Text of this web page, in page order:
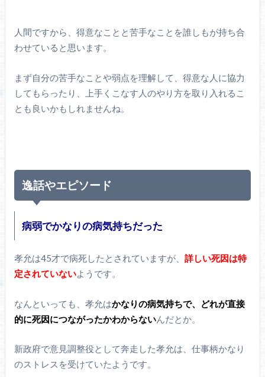
人間ですから、得意なことと苦手なことを誰しもが持ち合
わせていると思います。
まず自分の苦手なことや弱点を理解して、得意な人に協力
してもらったり、上手くこなす人のやり方を取り入れるこ
とも良いかもしれませんね。
逸話やエピソード
病弱でかなりの病気持ちだった
孝允は45才で病死したとされていますが、 詳しい死因は特
定されていないようです。
なんといっても、孝允はかなりの病気持ちで、どれが直接
的に死因につながったかわからないんだとか。
新政府で意見調整役として奔走した孝允は、仕事柄かなり
のストレスを受けていたようです。